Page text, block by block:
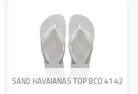
SAND HAVAIANAS TOP BCO 41 42